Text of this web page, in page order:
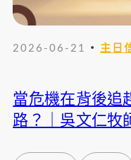
2026-06-21 ・ 主日
當危機在背後追
路？｜吳文仁牧